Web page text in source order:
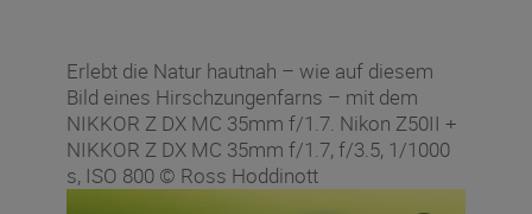
Erlebt die Natur hautnah – wie auf diesem
Bild eines Hirschzungenfarns – mit dem
NIKKOR Z DX MC 35mm f/1.7. Nikon Z50II +
NIKKOR Z DX MC 35mm f/1.7, f/3.5, 1/1000
s, ISO 800 © Ross Hoddinott